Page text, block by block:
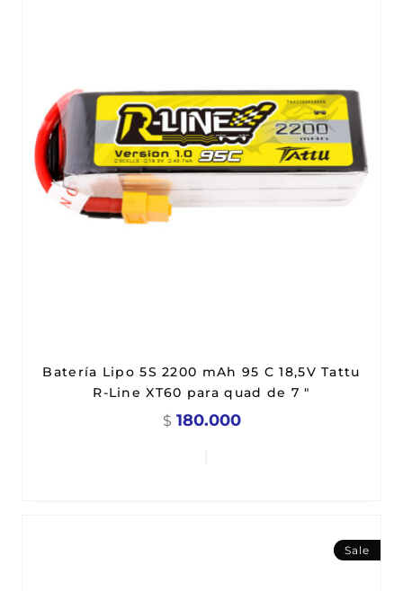
Batería Lipo 5S 2200 mAh 95 C 18,5V Tattu
R-Line XT60 para quad de 7 "
$ 180.000
Sale